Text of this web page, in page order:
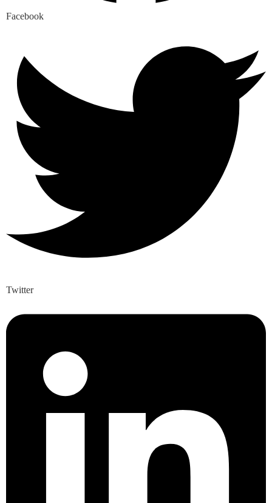
Facebook
Twitter